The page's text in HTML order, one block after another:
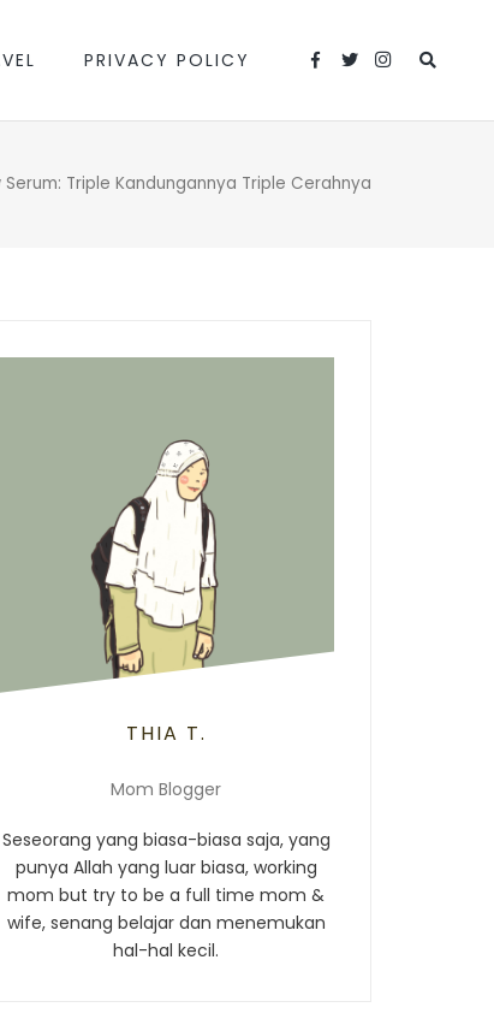
PRIVACY POLICY
Serum: Triple Kandungannya Triple Cerahnya
THIA T.
Mom Blogger
Seseorang yang biasa-biasa saja, yang
punya Allah yang luar biasa, working
mom but try to be a full time mom &
wife, senang belajar dan menemukan
hal-hal kecil.